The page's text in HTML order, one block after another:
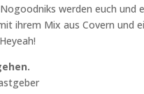
werden euch und
ihrem Mix aus Covern und